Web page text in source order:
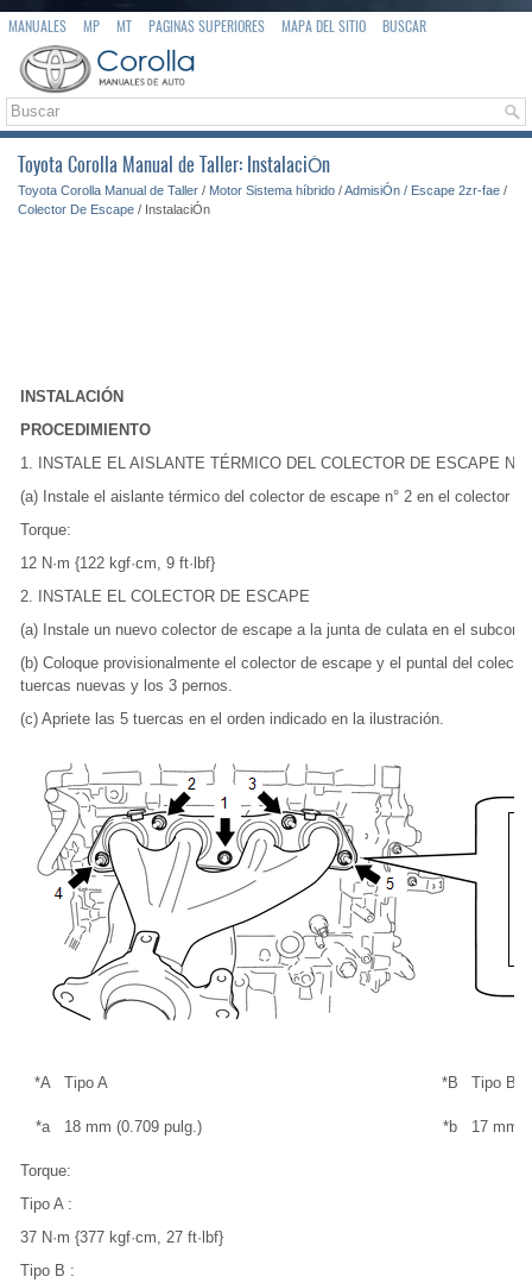
MANUALES MP MT PAGINAS SUPERIORES MAPA DEL SITIO BUSCAR
Toyota Corolla Manual de Taller: InstalaciÓn
Toyota Corolla Manual de Taller / Motor Sistema híbrido /AdmisiÓn / Escape 2zr-fae /
Colector De Escape / InstalaciÓn
INSTALACIÓN
PROCEDIMIENTO
1. INSTALE EL AISLANTE TÉRMICO DEL COLECTOR DE ESCAPE N°
(a) Instale el aislante térmico del colector de escape n° 2 en el colector
Torque:
12 N·m {122 kgf·cm, 9 ft·lbf}
2. INSTALE EL COLECTOR DE ESCAPE
(a) Instale un nuevo colector de escape a la junta de culata en el
(b) Coloque provisionalmente el colector de escape y el puntal del
tuercas nuevas y los 3 pernos.
(c) Apriete las 5 tuercas en el orden indicado en la ilustración.
*A Tipo A *B Tipo B
*a 18 mm (0.709 pulg.) *b 17 mm
Torque:
Tipo A :
37 N·m {377 kgf·cm, 27 ft·lbf}
Tipo B :